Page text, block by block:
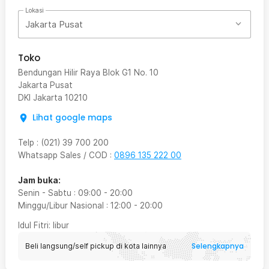
Lokasi
Jakarta Pusat
Toko
Bendungan Hilir Raya Blok G1 No. 10
Jakarta Pusat
DKI Jakarta 10210
Lihat google maps
Telp : (021) 39 700 200
Whatsapp Sales / COD : 0896 135 222 00
Jam buka:
Senin - Sabtu : 09:00 - 20:00
Minggu/Libur Nasional : 12:00 - 20:00
Idul Fitri: libur
Beli langsung/self pickup di kota lainnya Selengkapnya